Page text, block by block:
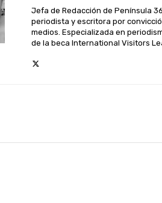
Jefa de Redacción de Península
periodista y escritora por
medios. Especializada en
de la beca International Visitors